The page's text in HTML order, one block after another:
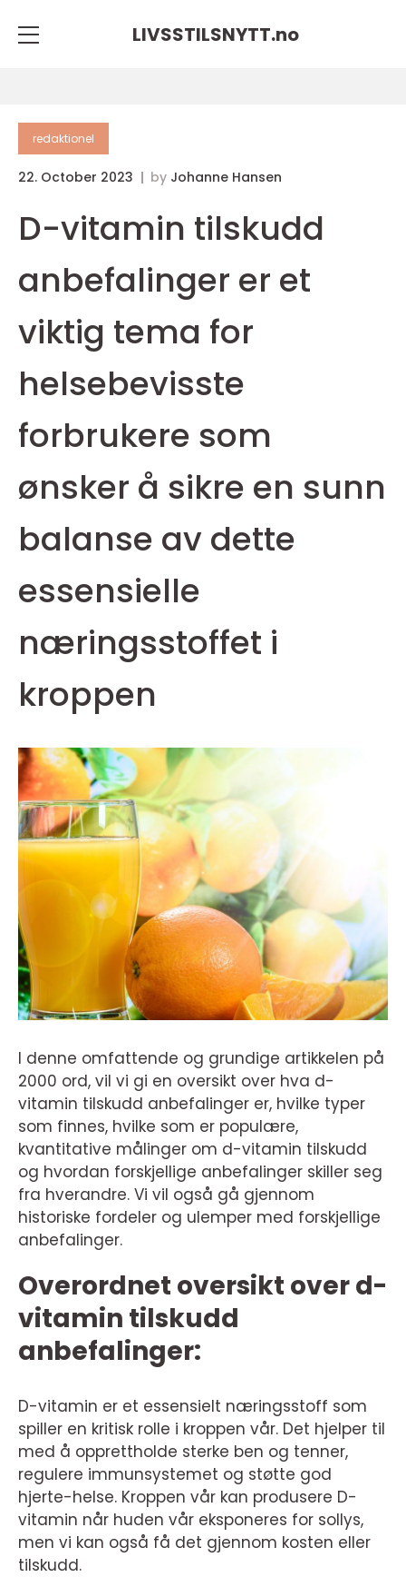
LIVSSTILSNYTT.no
redaktionel
22. October 2023 by Johanne Hansen
D-vitamin tilskudd
anbefalinger er et
viktig tema for
helsebevisste
forbrukere som
ønsker å sikre en sunn
balanse av dette
essensielle
næringsstoffet i
kroppen
I denne omfattende og grundige artikkelen på
2000 ord, vil vi gi en oversikt over hva d-
vitamin tilskudd anbefalinger er, hvilke typer
som finnes, hvilke som er populære,
kvantitative målinger om d-vitamin tilskudd
og hvordan forskjellige anbefalinger skiller seg
fra hverandre. Vi vil også gå gjennom
historiske fordeler og ulemper med forskjellige
anbefalinger.
Overordnet oversikt over d-
vitamin tilskudd
anbefalinger:
D-vitamin er et essensielt næringsstoff som
spiller en kritisk rolle i kroppen vår. Det hjelper til
med å opprettholde sterke ben og tenner,
regulere immunsystemet og støtte god
hjerte-helse. Kroppen vår kan produsere D-
vitamin når huden vår eksponeres for sollys,
men vi kan også få det gjennom kosten eller
tilskudd.